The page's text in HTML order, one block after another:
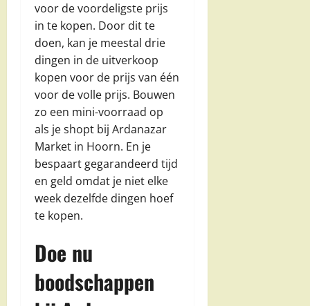
voor de voordeligste prijs
in te kopen. Door dit te
doen, kan je meestal drie
dingen in de uitverkoop
kopen voor de prijs van één
voor de volle prijs. Bouwen
zo een mini-voorraad op
als je shopt bij Ardanazar
Market in Hoorn. En je
bespaart gegarandeerd tijd
en geld omdat je niet elke
week dezelfde dingen hoef
te kopen.
Doe nu
boodschappen